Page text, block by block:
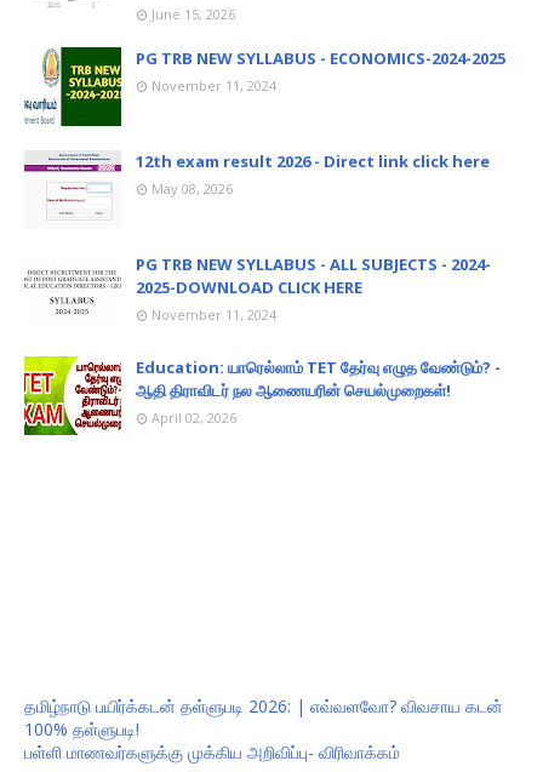
June 15, 2026
PG TRB NEW SYLLABUS - ECONOMICS-2024-2025
November 11, 2024
12th exam result 2026 - Direct link click here
May 08, 2026
PG TRB NEW SYLLABUS - ALL SUBJECTS - 2024-
2025-DOWNLOAD CLICK HERE
November 11, 2024
Education: யாரெல்லாம் TET தேர்வு எழுத வேண்டும்? -
ஆதி திராவிடர் நல ஆணையரின் செயல்முறைகள்!
April 02, 2026
தமிழ்நாடு பயிர்க்கடன் தள்ளுபடி 2026: | எவ்வளவோ? விவசாய கடன்
100% தள்ளுபடி!
பள்ளி மாணவர்களுக்கு முக்கிய அறிவிப்பு- விரிவாக்கம்